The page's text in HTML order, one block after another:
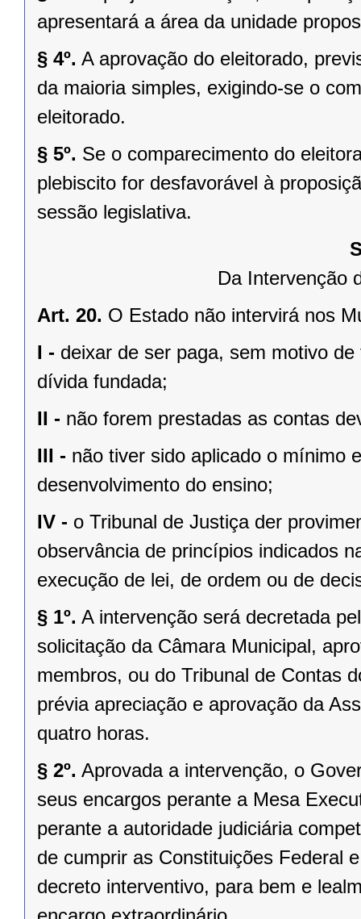
apresentará a área da unidade
§ 4º. A aprovação do eleitorado,
da maioria simples, exigindo-se o
eleitorado.
§ 5º. Se o comparecimento do
plebiscito for desfavorável à
sessão legislativa.
Da Intervenção
Art. 20. O Estado não intervirá nos
I - deixar de ser paga, sem motivo
dívida fundada;
II - não forem prestadas as contas
III - não tiver sido aplicado o mínimo
desenvolvimento do ensino;
IV - o Tribunal de Justiça der
observância de princípios indicados
execução de lei, de ordem ou de
§ 1º. A intervenção será decretada
solicitação da Câmara Municipal,
membros, ou do Tribunal de Contas
prévia apreciação e aprovação da
quatro horas.
§ 2º. Aprovada a intervenção, o
seus encargos perante a Mesa
perante a autoridade judiciária
de cumprir as Constituições Federal
decreto interventivo, para bem e